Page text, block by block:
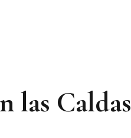
las Caldas